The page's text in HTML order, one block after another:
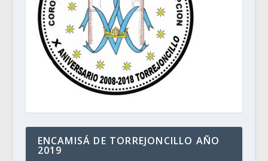
ENCAMISÁ DE TORREJONCILLO AÑO
2019